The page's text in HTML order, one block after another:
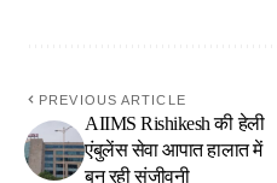
PREVIOUS ARTICLE
AIIMS Rishikesh की हेली
एंबुलेंस सेवा आपात हालात में
बन रही संजीवनी